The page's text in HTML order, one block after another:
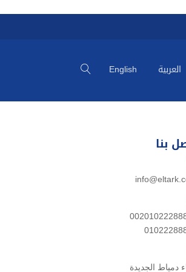
العربية English
بنا
دمياط الجديدة